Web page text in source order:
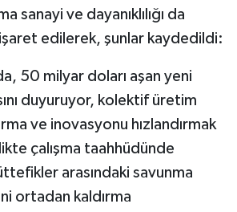
sanayi ve dayanıklılığı da
edilerek, şunlar kaydedildi:
50 milyar doları aşan yeni
duyuruyor, kolektif üretim
ve inovasyonu hızlandırmak
çalışma taahhüdünde
arasındaki savunma
ortadan kaldırma